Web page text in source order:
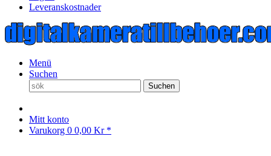
Leveranskostnader
Menü
Suchen
Suchen
Mitt konto
Varukorg 0 0,00 Kr *